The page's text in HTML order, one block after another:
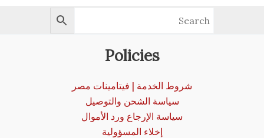
Policies
شروط الخدمة | فيتامينات مصر
سياسة الشحن والتوصيل
سياسة الإرجاع ورد الأموال
إخلاء المسؤولية